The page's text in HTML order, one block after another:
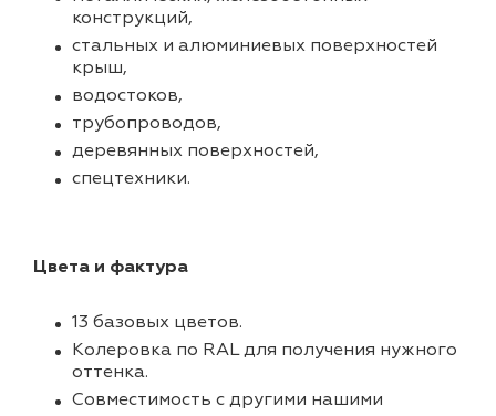
конструкций,
стальных и алюминиевых поверхностей
крыш,
водостоков,
трубопроводов,
деревянных поверхностей,
спецтехники.
Цвета и фактура
13 базовых цветов.
Колеровка по RAL для получения нужного
оттенка.
Совместимость с другими нашими